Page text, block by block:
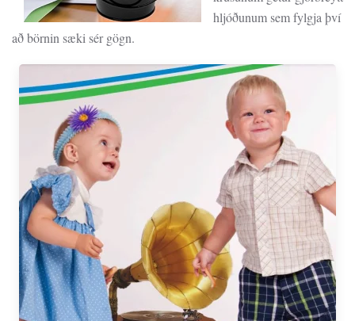
hljóðunum sem fylgja því
að börnin sæki sér gögn.